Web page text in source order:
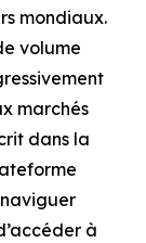
mondiaux.
volume
marchés
dans la
à